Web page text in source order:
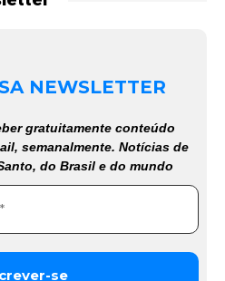
NEWSLETTER
gratuitamente conteúdo
semanalmente. Notícias de
do Brasil e do mundo